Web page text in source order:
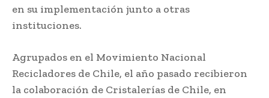
en su implementación junto a otras
instituciones.
Agrupados en el Movimiento Nacional
Recicladores de Chile, el año pasado recibieron
la colaboración de Cristalerías de Chile, en